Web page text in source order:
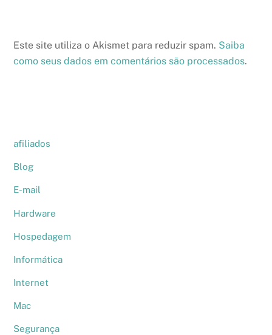
Este site utiliza o Akismet para reduzir spam. Saiba
como seus dados em comentários são processados.
afiliados
Blog
E-mail
Hardware
Hospedagem
Informática
Internet
Mac
Segurança